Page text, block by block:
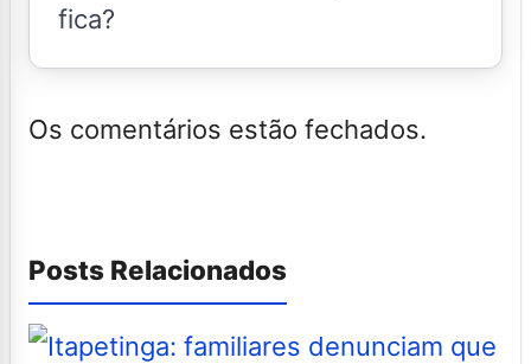
fica?
Os comentários estão fechados.
Posts Relacionados